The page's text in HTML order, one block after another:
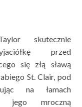
skutecznie
przed
się złą sławą
St. Clair, pod
na łamach
jego mroczną